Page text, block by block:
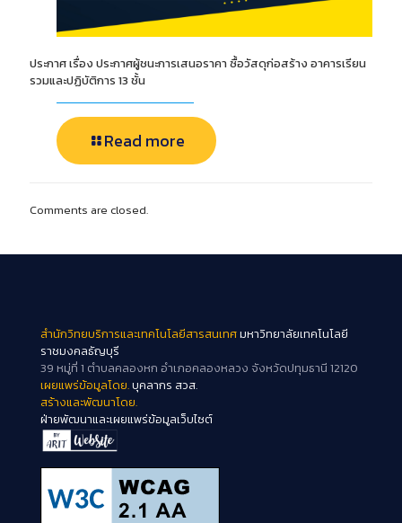
ประกาศ เรื่อง ประกาศผู้ชนะการเสนอราคา ซื้อวัสดุก่อสร้าง อาคารเรียน
รวมและปฏิบัติการ 13 ชั้น
Read more
Comments are closed.
สำนักวิทยบริการและเทคโนโลยีสารสนเทศมหาวิทยาลัยเทคโนโลยี
ราชมงคลธัญบุรี
39 หมู่ที่ 1 ตำบลคลองหก อำเภอคลองหลวง จังหวัดปทุมธานี 12120
เผยแพร่ข้อมูลโดย.บุคลากร สวส.
สร้างและพัฒนาโดย.
ฝ่ายพัฒนาและเผยแพร่ข้อมูลเว็บไซต์